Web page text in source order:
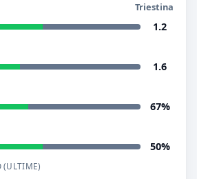
Triestina
1.2
1.6
67%
50%
(ULTIME)